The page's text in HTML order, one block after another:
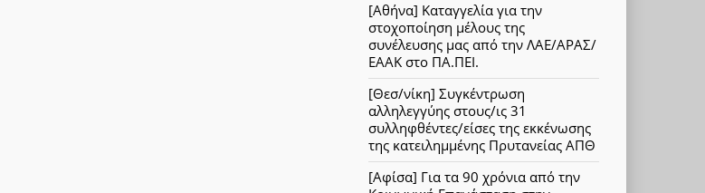
[Αθήνα] Καταγγελία για την
στοχοποίηση μέλους της
συνέλευσης μας από την ΛΑΕ/ΑΡΑΣ/
ΕΑΑΚ στο ΠΑ.ΠΕΙ.
[Θεσ/νίκη] Συγκέντρωση
αλληλεγγύης στους/ις 31
συλληφθέντες/είσες της εκκένωσης
της κατειλημμένης Πρυτανείας ΑΠΘ
[Αφίσα] Για τα 90 χρόνια από την